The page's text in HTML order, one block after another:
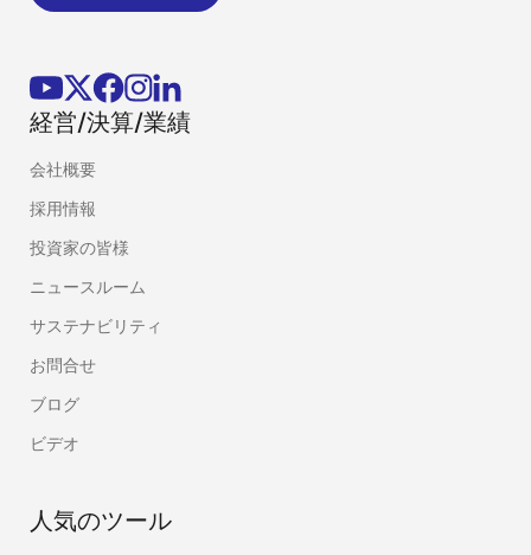
経営/決算/業績
会社概要
採用情報
投資家の皆様
ニュースルーム
サステナビリティ
お問合せ
ブログ
ビデオ
人気のツール